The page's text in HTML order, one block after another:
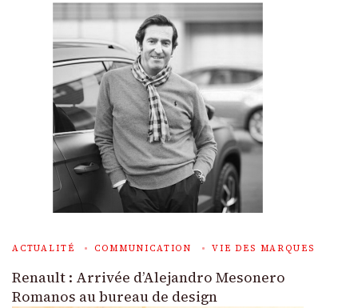
ACTUALITÉ COMMUNICATION VIE DES MARQUES
Renault : Arrivée d’Alejandro Mesonero
Romanos au bureau de design